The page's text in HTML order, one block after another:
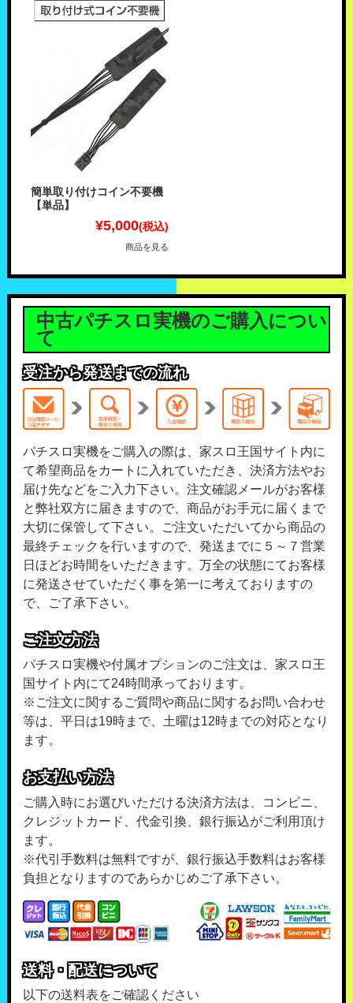
簡単取り付けコイン不要機
【単品】
¥5,000(税込)
商品を見る
中古パチスロ実機のご購入につい
て
受注から発送までの流れ
パチスロ実機をご購入の際は、家スロ王国サイト内に
て希望商品をカートに入れていただき、決済方法やお
届け先などをご入力下さい。注文確認メールがお客様
と弊社双方に届きますので、商品がお手元に届くまで
大切に保管して下さい。ご注文いただいてから商品の
最終チェックを行いますので、発送までに５～７営業
日ほどお時間をいただきます。万全の状態にてお客様
に発送させていただく事を第一に考えておりますの
で、ご了承下さい。
ご注文方法
パチスロ実機や付属オプションのご注文は、家スロ王
国サイト内にて24時間承っております。
※ご注文に関するご質問や商品に関するお問い合わせ
等は、平日は19時まで、土曜は12時までの対応となり
ます。
お支払い方法
ご購入時にお選びいただける決済方法は、コンビニ、
クレジットカード、代金引換、銀行振込がご利用頂け
ます。
※代引手数料は無料ですが、銀行振込手数料はお客様
負担となりますのであらかじめご了承下さい。
送料・配送について
以下の送料表をご確認ください